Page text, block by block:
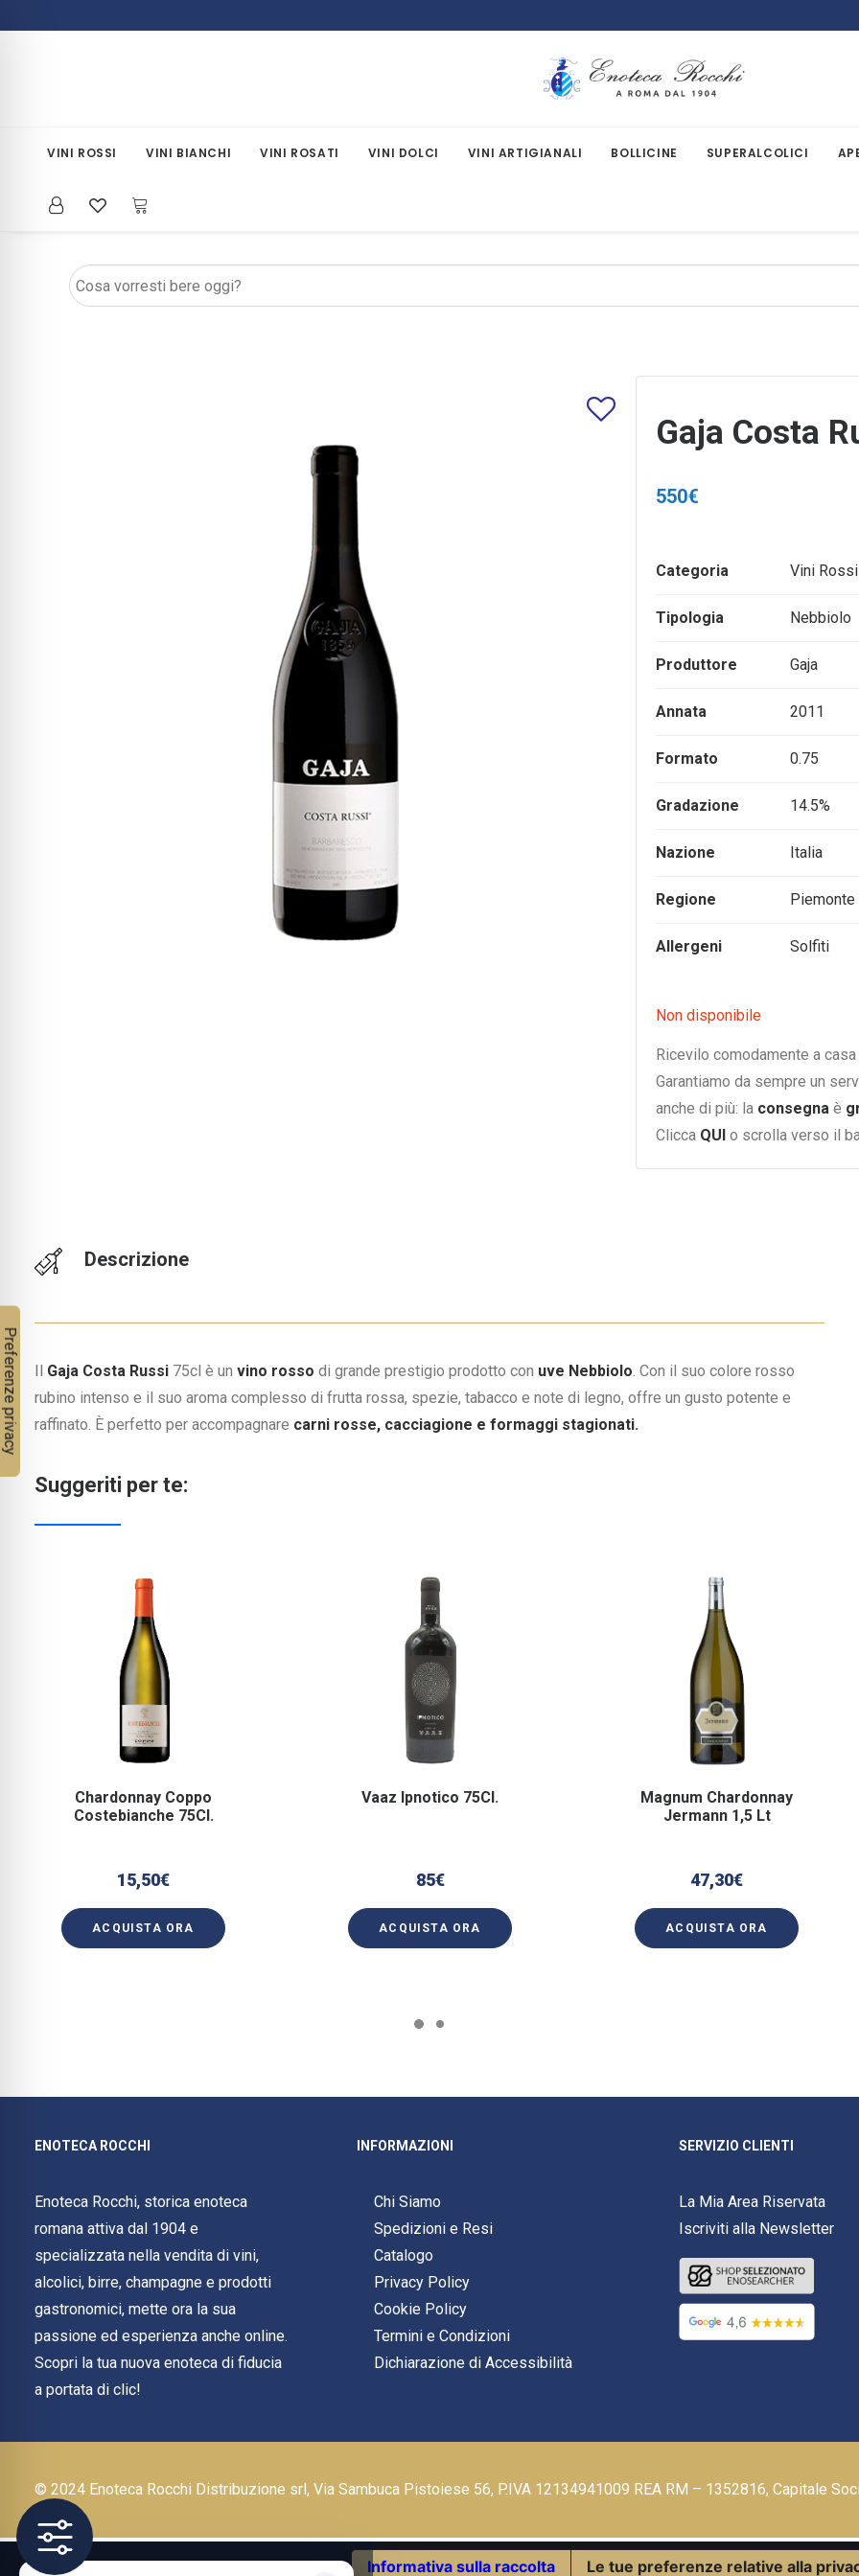
VINI ROSSI VINI BIANCHI VINI ROSATI VINI DOLCI VINI ARTIGIANALI BOLLICINE SUPERALCOLICI
Gaja Costa
550€
Categoria Vini Rossi
Tipologia Nebbiolo
Produttore Gaja
Annata 2011
Formato 0.75
Gradazione 14.5%
Nazione Italia
Regione Piemonte
Allergeni Solfiti
Non disponibile
Ricevilo comodamente a
Garantiamo da sempre un
anche di più: la consegna è
Clicca QUI o scrolla verso il
Descrizione
Il Gaja Costa Russi 75cl è un vino rosso di grande prestigio prodotto con uve Nebbiolo. Con il suo colore rosso
rubino intenso e il suo aroma complesso di frutta rossa, spezie, tabacco e note di legno, offre un gusto potente e
raffinato. È perfetto per accompagnare carni rosse, cacciagione e formaggi stagionati.
Suggeriti per te:
Chardonnay Coppo
Costebianche 75Cl.
15,50€
ACQUISTA ORA
Vaaz Ipnotico 75Cl.
85€
ACQUISTA ORA
Magnum Chardonnay
Jermann 1,5 Lt
47,30€
ACQUISTA ORA
ENOTECA ROCCHI
Enoteca Rocchi, storica enoteca
romana attiva dal 1904 e
specializzata nella vendita di vini,
alcolici, birre, champagne e prodotti
gastronomici, mette ora la sua
passione ed esperienza anche online.
Scopri la tua nuova enoteca di fiducia
a portata di clic!
INFORMAZIONI
Chi Siamo
Spedizioni e Resi
Catalogo
Privacy Policy
Cookie Policy
Termini e Condizioni
Dichiarazione di Accessibilità
SERVIZIO CLIENTI
La Mia Area Riservata
Iscriviti alla Newsletter
© 2024 Enoteca Rocchi Distribuzione srl, Via Sambuca Pistoiese 56, P.IVA 12134941009 REA RM – 1352816, Capitale
Informativa sulla raccolta Le tue preferenze relative alla